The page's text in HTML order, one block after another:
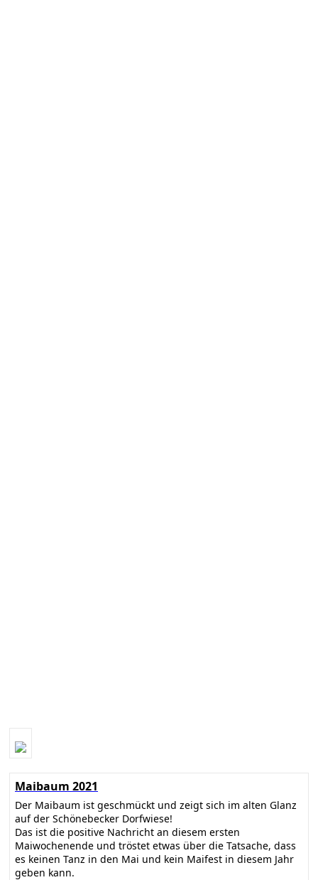
Maibaum 2021
Der Maibaum ist geschmückt und zeigt sich im alten Glanz
auf der Schönebecker Dorfwiese!
Das ist die positive Nachricht an diesem ersten
Maiwochenende und tröstet etwas über die Tatsache, dass
es keinen Tanz in den Mai und kein Maifest in diesem Jahr
geben kann.